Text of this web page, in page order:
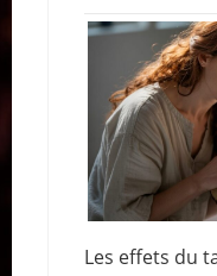
Les effets du